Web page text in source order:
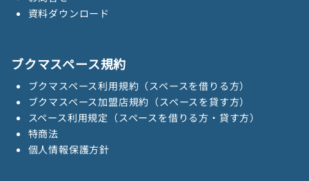
資料ダウンロード
ブクマスペース規約
ブクマスペース利用規約（スペースを借りる方）
ブクマスペース加盟店規約（スペースを貸す方）
スペース利用規定（スペースを借りる方・貸す方）
特商法
個人情報保護方針